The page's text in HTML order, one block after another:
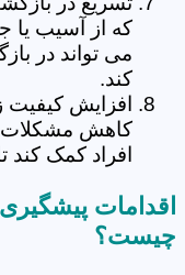
که از آسیب یا
می تواند در
کند.
افزایش کیفیت
کاهش مشکلات
افراد کمک کند
اقدامات
چیست؟